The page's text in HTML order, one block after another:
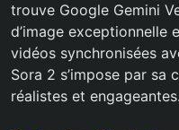
trouve Google Gemini
d’image exceptionnelle
vidéos synchronisées
Sora 2 s’impose par sa
réalistes et engageantes.